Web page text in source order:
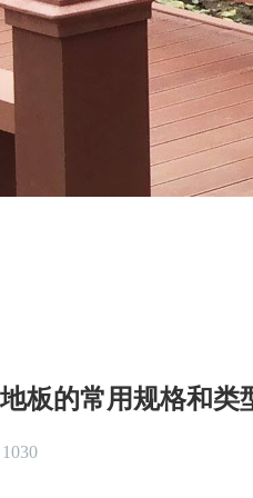
板的常用规格和类
1030